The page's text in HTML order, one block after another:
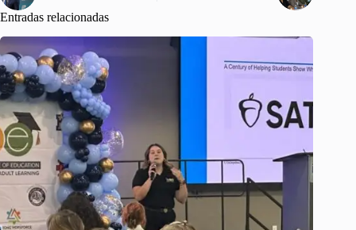
Entradas relacionadas